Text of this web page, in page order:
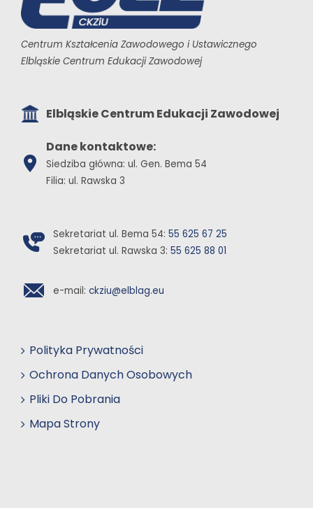
Centrum Kształcenia Zawodowego i Ustawicznego
Elbląskie Centrum Edukacji Zawodowej
Elbląskie Centrum Edukacji Zawodowej
Dane kontaktowe:
Siedziba główna: ul. Gen. Bema 54
Filia: ul. Rawska 3
Sekretariat ul. Bema 54: 55 625 67 25
Sekretariat ul. Rawska 3: 55 625 88 01
e-mail: ckziu@elblag.eu
Polityka Prywatności
Ochrona Danych Osobowych
Pliki Do Pobrania
Mapa Strony